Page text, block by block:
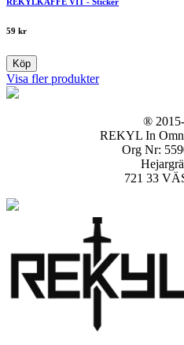
59 kr
Köp
Visa fler produkter
®
REKYL In
Org Nr:
721 33